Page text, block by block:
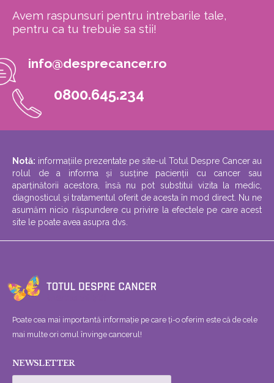
Avem raspunsuri pentru intrebarile tale,
pentru ca tu trebuie sa stii!
info@desprecancer.ro
0800.645.234
Notă: informațiile prezentate pe site-ul Totul Despre Cancer au
rolul de a informa și susține pacienții cu cancer sau
aparținătorii acestora, însă nu pot substitui vizita la medic,
diagnosticul și tratamentul oferit de acesta în mod direct. Nu ne
asumăm nicio răspundere cu privire la efectele pe care acest
site le poate avea asupra dvs.
Poate cea mai importantă informație pe care ți-o oferim este că de cele
mai multe ori omul învinge cancerul!
NEWSLETTER